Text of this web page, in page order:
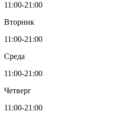
11:00-21:00
Вторник
11:00-21:00
Среда
11:00-21:00
Четверг
11:00-21:00